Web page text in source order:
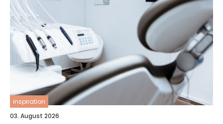
inspiration
03. August 2026